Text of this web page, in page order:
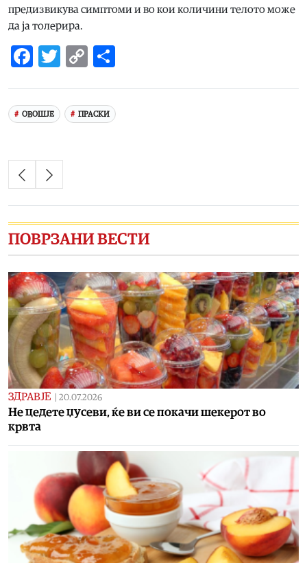
предизвикува симптоми и во кои количини телото може
да ја толерира.
Facebook
Twitter
Copy
ОВОШЈЕ ПРАСКИ
ПОВРЗАНИ ВЕСТИ
ЗДРАВЈЕ 20.07.2026
Не цедете џусеви, ќе ви се покачи шекерот во
крвта